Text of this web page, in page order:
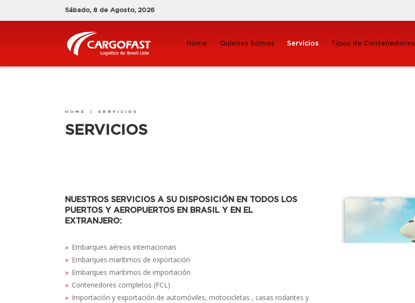
Sábado, 8 de Agosto, 2026
Home Quienes Somos Servicios Tipos de Contenedores
HOME SERVICIOS
SERVICIOS
NUESTROS SERVICIOS A SU DISPOSICIÓN EN TODOS LOS
PUERTOS Y AEROPUERTOS EN BRASIL Y EN EL
EXTRANJERO:
Embarques aéreos internacionais
Embarques marítimos de exportación
Embarques marítimos de importación
Contenedores completos (FCL)
Importación y exportación de automóviles, motocicletas , casas rodantes y